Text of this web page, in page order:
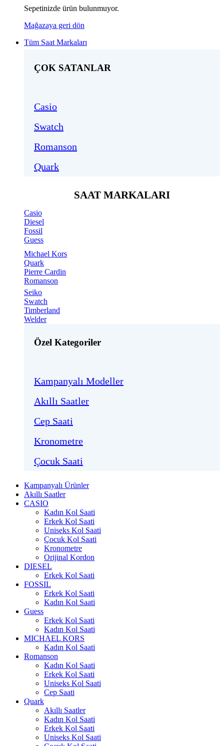
Sepetinizde ürün bulunmuyor.
Mağazaya geri dön
Tüm Saat Markaları
ÇOK SATANLAR
Casio
Swatch
Romanson
Quark
SAAT MARKALARI
Casio
Diesel
Fossil
Guess
Michael Kors
Quark
Pierre Cardin
Romanson
Seiko
Swatch
Timberland
Welder
Özel Kategoriler
Kampanyalı Modeller
Akıllı Saatler
Cep Saati
Kronometre
Çocuk Saati
Kampanyalı Ürünler
Akıllı Saatler
CASIO
Kadın Kol Saati
Erkek Kol Saati
Uniseks Kol Saati
Çocuk Kol Saati
Kronometre
Orijinal Kordon
DIESEL
Erkek Kol Saati
FOSSIL
Erkek Kol Saati
Kadın Kol Saati
Guess
Erkek Kol Saati
Kadın Kol Saati
MICHAEL KORS
Kadın Kol Saati
Romanson
Kadın Kol Saati
Erkek Kol Saati
Uniseks Kol Saati
Cep Saati
Quark
Akıllı Saatler
Kadın Kol Saati
Erkek Kol Saati
Uniseks Kol Saati